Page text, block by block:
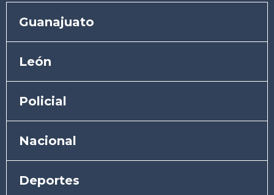
Guanajuato
León
Policial
Nacional
Deportes